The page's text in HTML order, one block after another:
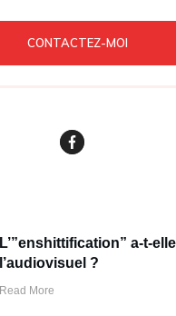
CONTACTEZ-MOI
L’”enshittification” a-t-
l’audiovisuel ?
Read More